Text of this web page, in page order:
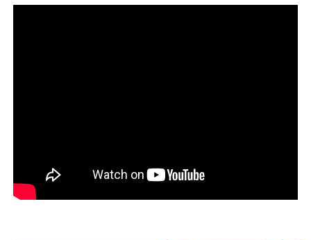
Advocacia-Geral da União